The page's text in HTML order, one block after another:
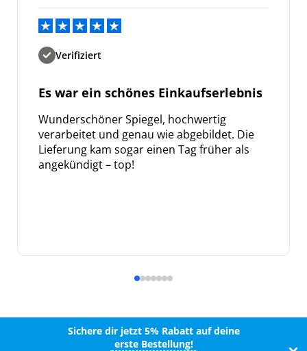
Verifiziert
Es war ein schönes Einkaufserlebnis
Wunderschöner Spiegel, hochwertig
verarbeitet und genau wie abgebildet. Die
Lieferung kam sogar einen Tag früher als
angekündigt – top!
Sichere dir jetzt 5% Rabatt auf deine
erste Bestellung!